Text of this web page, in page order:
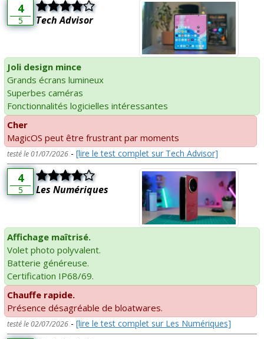
4
5 Tech Advisor
Joli design mince
Grands écrans lumineux
Superbes caméras
Fonctionnalités logicielles intéressantes
Cher
MagicOS peut être frustrant par moments
testé le 01/07/2026 - [lire le test complet sur Tech Advisor]
4
5 Les Numériques
Affichage maîtrisé.
Volet photo polyvalent.
Batterie généreuse.
Certification IP68/69.
Chauffe rapide.
Présence désagréable de bloatwares.
testé le 02/07/2026 - [lire le test complet sur Les Numériques]